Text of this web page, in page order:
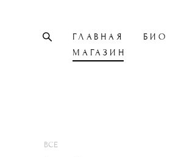
ГЛАВНАЯ
БИО
МАГАЗИН
ВСЕ